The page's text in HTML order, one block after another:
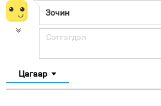
Цагаар